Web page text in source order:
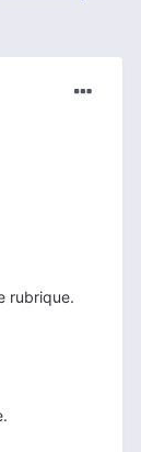
rubrique.